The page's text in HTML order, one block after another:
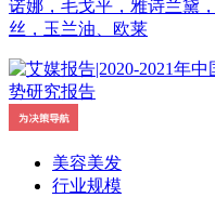
诺娜，毛戈平，雅诗兰黛
丝，玉兰油、欧莱
美容美发
行业规模